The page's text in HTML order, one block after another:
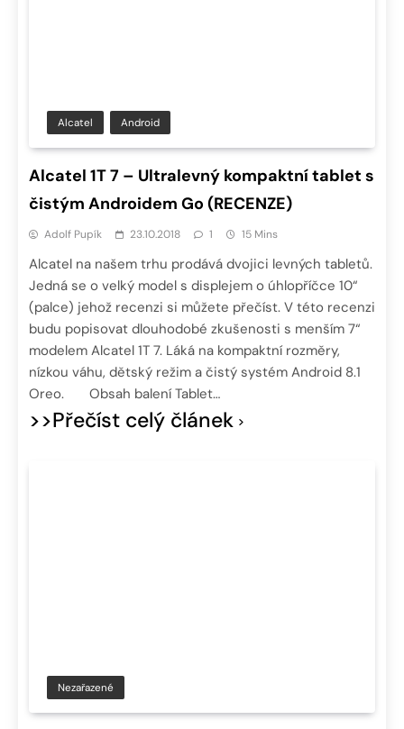
Alcatel Android
Alcatel 1T 7 – Ultralevný kompaktní tablet s
čistým Androidem Go (RECENZE)
Adolf Pupík 23.10.2018 1 15 Mins
Alcatel na našem trhu prodává dvojici levných tabletů.
Jedná se o velký model s displejem o úhlopříčce 10“
(palce) jehož recenzi si můžete přečíst. V této recenzi
budu popisovat dlouhodobé zkušenosti s menším 7“
modelem Alcatel 1T 7. Láká na kompaktní rozměry,
nízkou váhu, dětský režim a čistý systém Android 8.1
Oreo. Obsah balení Tablet…
>>Přečíst celý článek
Nezařazené